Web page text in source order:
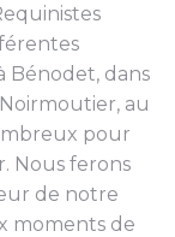
Bénodet, dans
au
pour
Nous ferons
de notre
moments de